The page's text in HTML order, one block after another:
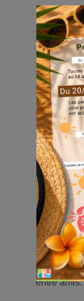
Envie de
votre
site du
Dans le
Gibet,
sportive a
résultat
quartiers
Ce lieu
souhaite :
ses
ou tout
entre amis.